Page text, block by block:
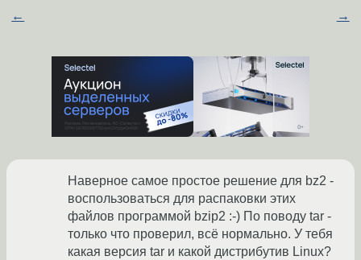
← →
Наверное самое простое решение для bz2 -
воспользоваться для распаковки этих
файлов программой bzip2 :-) По поводу tar -
только что проверил, всё нормально. У тебя
какая версия tar и какой дистрибутив Linux?